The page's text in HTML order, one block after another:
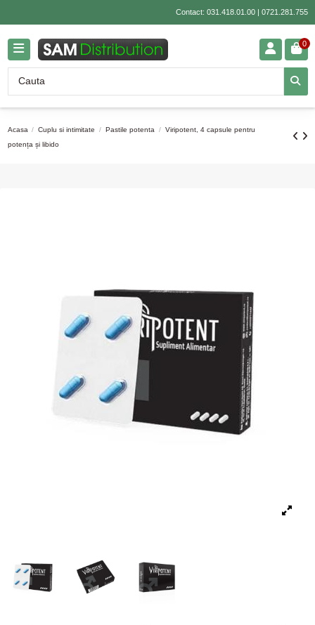
Contact: 031.418.01.00| 0721.281.755
0
Acasa Cuplu si intimitate Pastile potenta
Viripotent, 4 capsule pentru
potența și libido